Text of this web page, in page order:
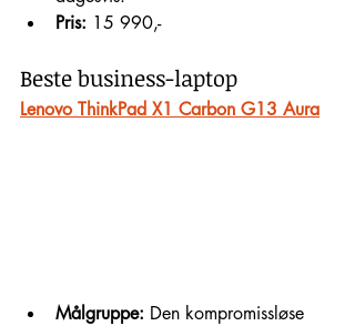
Pris: 15 990,-
Beste business-laptop
Lenovo ThinkPad X1 Carbon G13 Aura
Målgruppe: Den kompromissløse